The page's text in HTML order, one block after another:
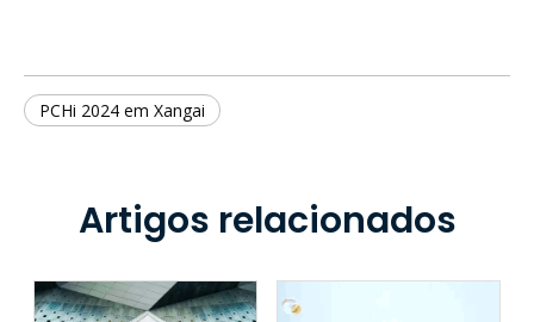
PCHi 2024 em Xangai
Artigos relacionados